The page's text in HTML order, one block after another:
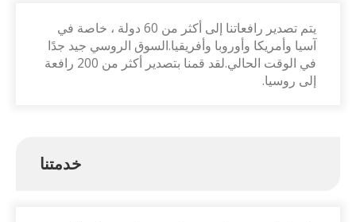
يتم تصدير رافعاتنا إلى أكثر من 60 دولة ، خاصة في
آسيا وأمريكا وأوروبا وأفريقيا.السوق الروسي جيد جدًا
في الوقت الحالي.لقد قمنا بتصدير أكثر من 200 رافعة
إلى روسيا.
خدمتنا